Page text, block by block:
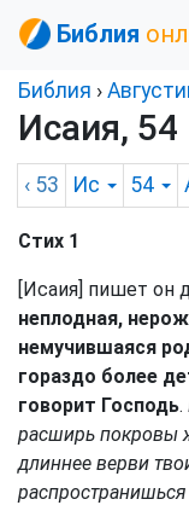
Библия
Библия ›
Исаия, 54
‹ 53 Ис 54
Стих 1
[Исаия] пишет он
неплодная,
немучившаяся
гораздо более
говорит Господь.
расширь покровы
длиннее верви